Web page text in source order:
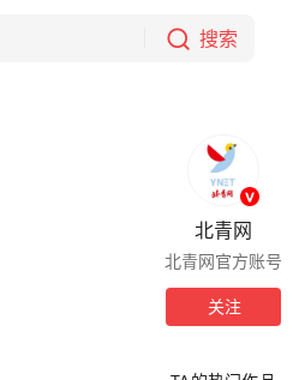
搜索
北青网
北青网官方账号
关注